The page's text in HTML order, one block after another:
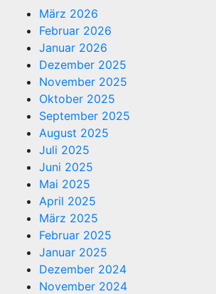
März 2026
Februar 2026
Januar 2026
Dezember 2025
November 2025
Oktober 2025
September 2025
August 2025
Juli 2025
Juni 2025
Mai 2025
April 2025
März 2025
Februar 2025
Januar 2025
Dezember 2024
November 2024